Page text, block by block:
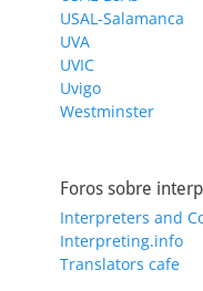
USAL-Salamanca
UVA
UVIC
Uvigo
Westminster
Foros sobre
Interpreters and
Interpreting.info
Translators cafe